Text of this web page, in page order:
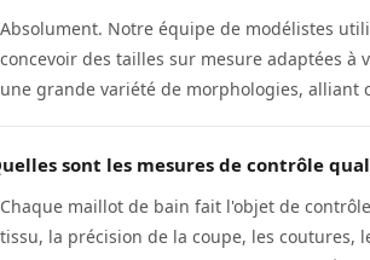
Absolument. Notre équipe de modélistes
concevoir des tailles sur mesure adaptées
une grande variété de morphologies, alliant
sont les mesures de contrôle
Chaque maillot de bain fait l'objet de
tissu, la précision de la coupe, les coutures,